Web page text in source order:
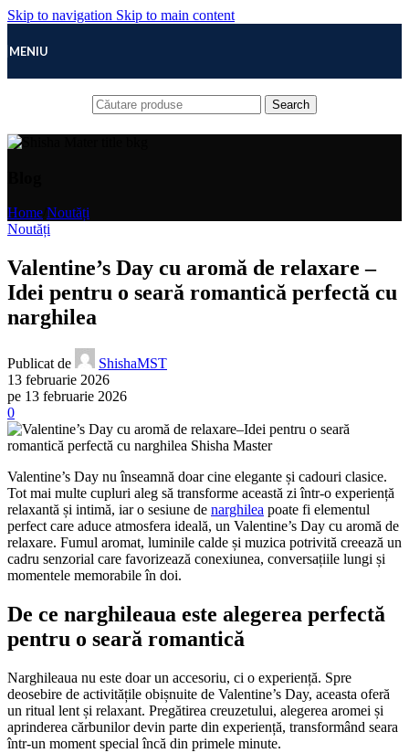
Skip to navigation Skip to main content
MENIU
Search
Home Noutăți
Noutăți
Valentine’s Day cu aromă de relaxare –
Idei pentru o seară romantică perfectă cu
narghilea
Publicat de
ShishaMST
13 februarie 2026
pe 13 februarie 2026
0
Valentine’s Day nu înseamnă doar cine elegante și cadouri clasice.
Tot mai multe cupluri aleg să transforme această zi într-o experiență
relaxantă și intimă, iar o sesiune de narghilea poate fi elementul
perfect care aduce atmosfera ideală, un Valentine’s Day cu aromă de
relaxare. Fumul aromat, luminile calde și muzica potrivită creează un
cadru senzorial care favorizează conexiunea, conversațiile lungi și
momentele memorabile în doi.
De ce narghileaua este alegerea perfectă
pentru o seară romantică
Narghileaua nu este doar un accesoriu, ci o experiență. Spre
deosebire de activitățile obișnuite de Valentine’s Day, aceasta oferă
un ritual lent și relaxant. Pregătirea creuzetului, alegerea aromei și
aprinderea cărbunilor devin parte din experiență, transformând seara
într-un moment special încă din primele minute.